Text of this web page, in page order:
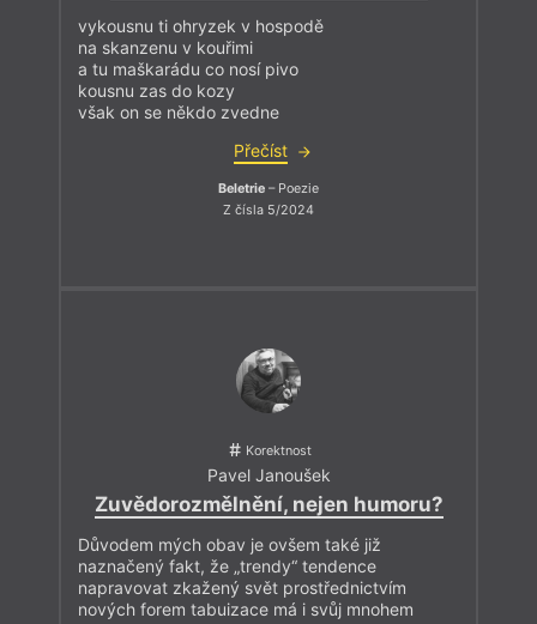
vykousnu ti ohryzek v hospodě
na skanzenu v kouřimi
a tu maškarádu co nosí pivo
kousnu zas do kozy
však on se někdo zvedne
Přečíst
Beletrie – Poezie
Z čísla 5/2024
Korektnost
Pavel Janoušek
Zuvědorozmělnění, nejen humoru?
Důvodem mých obav je ovšem také již
naznačený fakt, že „trendy“ tendence
napravovat zkažený svět prostřednictvím
nových forem tabuizace má i svůj mnohem